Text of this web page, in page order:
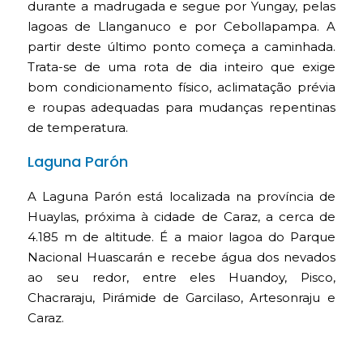
durante a madrugada e segue por Yungay, pelas
lagoas de Llanganuco e por Cebollapampa. A
partir deste último ponto começa a caminhada.
Trata-se de uma rota de dia inteiro que exige
bom condicionamento físico, aclimatação prévia
e roupas adequadas para mudanças repentinas
de temperatura.
Laguna Parón
A Laguna Parón está localizada na província de
Huaylas, próxima à cidade de Caraz, a cerca de
4.185 m de altitude. É a maior lagoa do Parque
Nacional Huascarán e recebe água dos nevados
ao seu redor, entre eles Huandoy, Pisco,
Chacraraju, Pirámide de Garcilaso, Artesonraju e
Caraz.